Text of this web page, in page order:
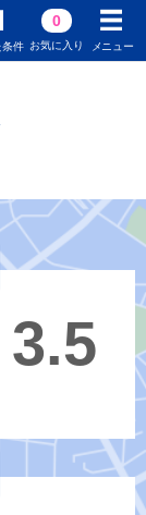
条件
0
お気に入り メニュー
3.5